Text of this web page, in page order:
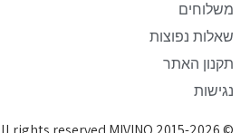
משלוחים
שאלות נפוצות
תקנון האתר
נגישות